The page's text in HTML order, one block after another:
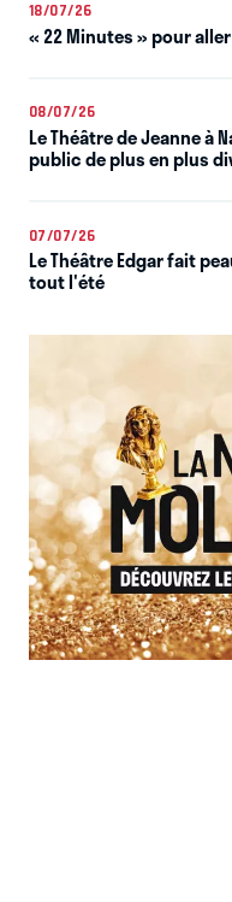
18/07/26
« 22 Minutes » pour
08/07/26
Le Théâtre de Jeanne à
public de plus en plus
07/07/26
Le Théâtre Edgar fait
tout l'été